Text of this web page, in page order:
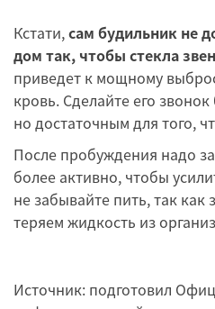
Кстати,сам будильник не
дом так, чтобы стекла
приведет к мощному
кровь. Сделайте его
но достаточным для того,
После пробуждения надо
более активно, чтобы
не забывайте пить, так как
теряем жидкость из
Источник: подготовил